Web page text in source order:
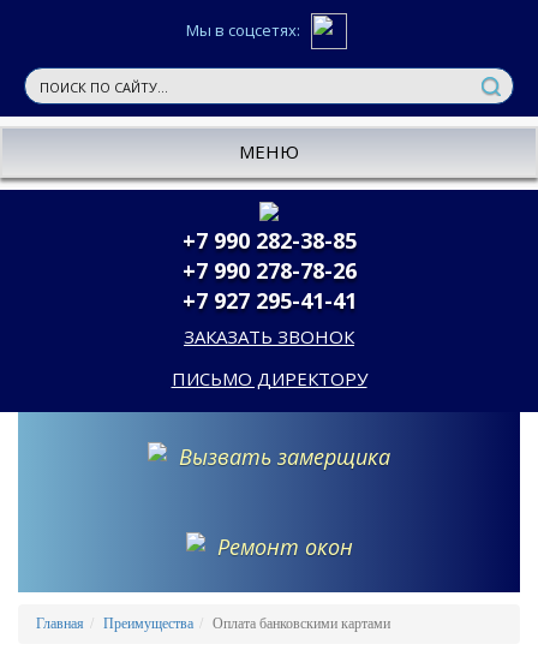
Мы в соцсетях:
МЕНЮ
+7 990 282-38-85
+7 990 278-78-26
+7 927 295-41-41
ЗАКАЗАТЬ ЗВОНОК
ПИСЬМО ДИРЕКТОРУ
Вызвать замерщика
Ремонт окон
Главная Преимущества Оплата банковскими картами